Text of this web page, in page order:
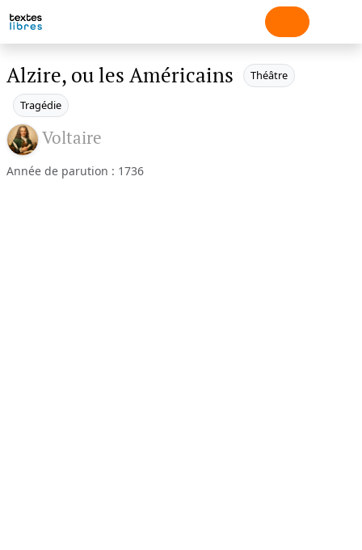
Alzire, ou les Américains Théâtre
Tragédie
Voltaire
Année de parution : 1736